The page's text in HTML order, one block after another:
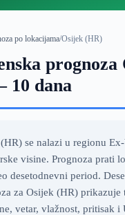
po lokacijama/Osijek (HR)
prognoza
10 dana
se nalazi u regionu
visine. Prognoza prati
desetodnevni period.
za Osijek (HR) prikazuje
vetar, vlažnost, pritisak i